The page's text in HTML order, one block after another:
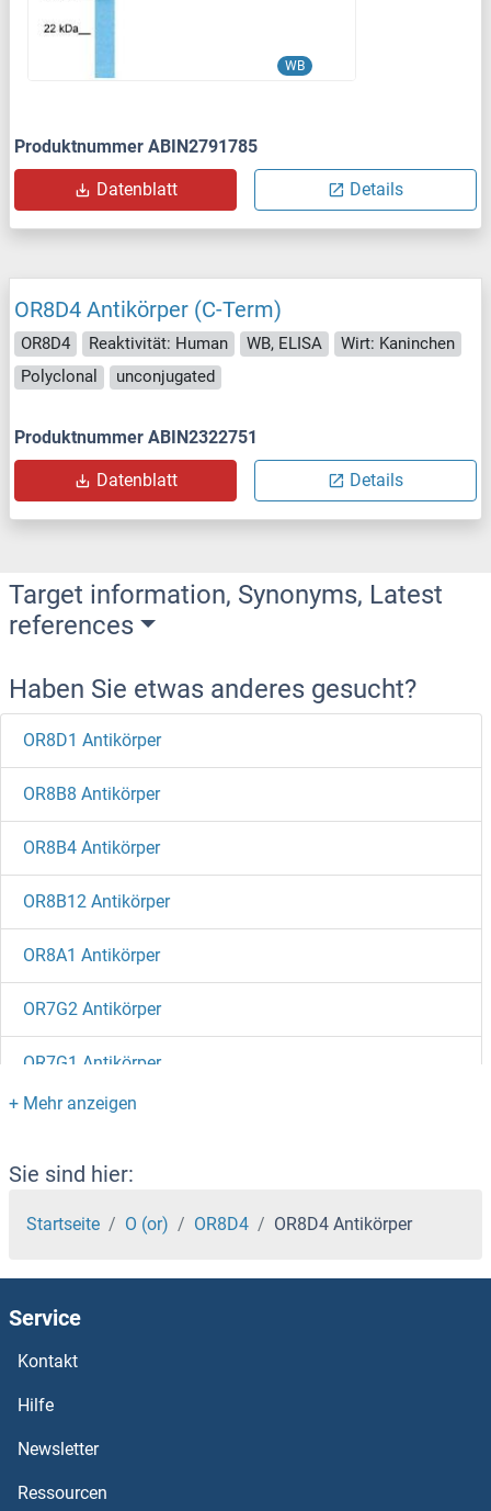
WB
Produktnummer ABIN2791785
Datenblatt Details
OR8D4 Antikörper (C-Term)
OR8D4 Reaktivität: Human WB, ELISA
Wirt: Kaninchen
Polyclonal
unconjugated
Produktnummer ABIN2322751
Datenblatt Details
Target information, Synonyms, Latest
references
Haben Sie etwas anderes gesucht?
OR8D1 Antikörper
OR8B8 Antikörper
OR8B4 Antikörper
OR8B12 Antikörper
OR8A1 Antikörper
OR7G2 Antikörper
OR7G1 Antikörper
OR7E24 Antikörper
OR7D4 Antikörper
OR7C2 Antikörper
OR7C1 Antikörper
OR7A5 Antikörper
OR6X1 Antikörper
OR6V1 Antikörper
Sie sind hier:
Startseite O (or) OR8D4 OR8D4 Antikörper
Service
Kontakt
Hilfe
Newsletter
Ressourcen